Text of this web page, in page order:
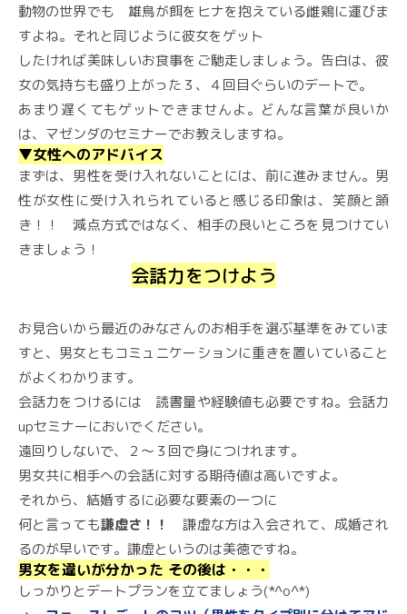
動物の世界でも 雄鳥が餌をヒナを抱えている雌鶏に運びま
すよね。それと同じように彼女をゲット
したければ美味しいお食事をご馳走しましょう。告白は、彼
女の気持ちも盛り上がった３、４回目ぐらいのデートで。
あまり遅くてもゲットできませんよ。どんな言葉が良いか
は、マゼンダのセミナーでお教えしますね。
▼女性へのアドバイス
まずは、男性を受け入れないことには、前に進みません。男
性が女性に受け入れられていると感じる印象は、笑顔と頷
き！！ 減点方式ではなく、相手の良いところを見つけてい
きましょう！
会話力をつけよう
お見合いから最近のみなさんのお相手を選ぶ基準をみていま
すと、男女ともコミュニケーションに重きを置いていること
がよくわかります。
会話力をつけるには 読書量や経験値も必要ですね。会話力
upセミナーにおいでください。
遠回りしないで、２〜３回で身につけれます。
男女共に相手への会話に対する期待値は高いですよ。
それから、結婚するに必要な要素の一つに
何と言っても謙虚さ！！
謙虚な方は入会されて、成婚され
るのが早いです。謙虚というのは美徳ですね。
男女を違いが分かった その後は・・・
しっかりとデートプランを立てましょう(*^o^*)